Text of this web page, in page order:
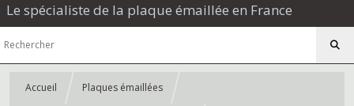
Le spécialiste de la plaque émaillée en France
Accueil Plaques émaillées